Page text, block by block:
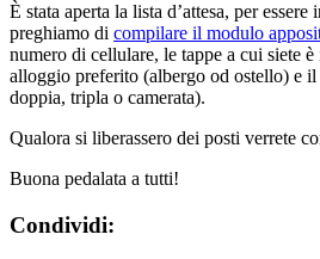
È stata aperta la lista d’attesa, per
preghiamo di compilare il modulo
numero di cellulare, le tappe a cui siete
alloggio preferito (albergo od ostello) e
doppia, tripla o camerata).
Qualora si liberassero dei posti verrete
Buona pedalata a tutti!
Condividi: